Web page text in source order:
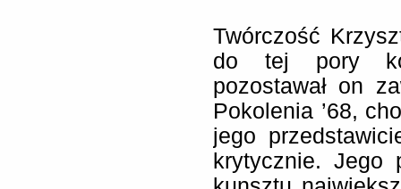
Twórczość
do tej pory
pozostawał on
Pokolenia ’68,
jego
krytycznie. Jego